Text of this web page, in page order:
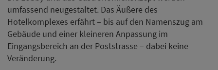
umfassend neugestaltet. Das Äußere des
Hotelkomplexes erfährt – bis auf den Namenszug am
Gebäude und einer kleineren Anpassung im
Eingangsbereich an der Poststrasse – dabei keine
Veränderung.